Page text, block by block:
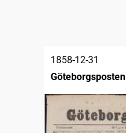
1858-12-31
Göteborgsposten